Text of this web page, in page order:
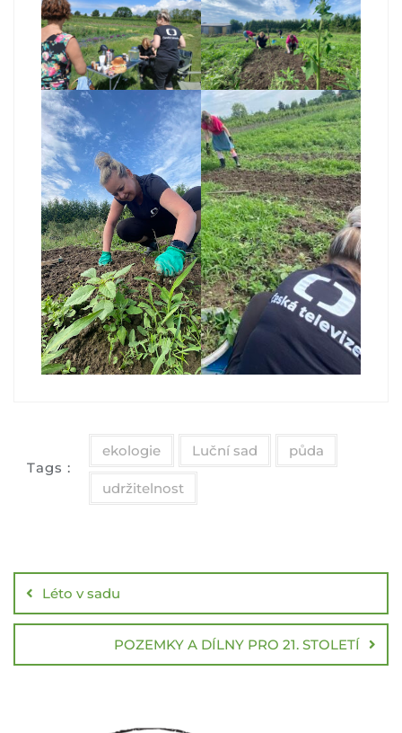
Tags :
ekologie Luční sad půda
udržitelnost
Léto v sadu
POZEMKY A DÍLNY PRO 21. STOLETÍ